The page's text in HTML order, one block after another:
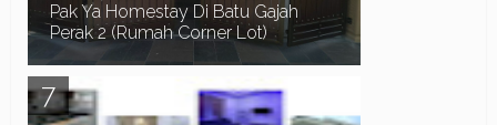
Pak Ya Homestay Di Batu Gajah
Perak 2 (Rumah Corner Lot)
Sekiranya anda sedang mencari Homestay di
sekitar kawasan Batu Gajah, Tronoh dan Seri